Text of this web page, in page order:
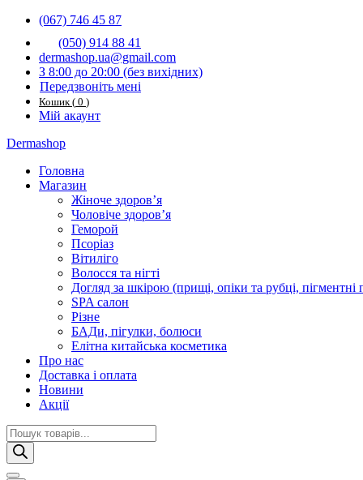
(067) 746 45 87
(050) 914 88 41
dermashop.ua@gmail.com
З 8:00 до 20:00 (без вихідниx)
Передзвоніть мені
Кошик( 0 )
Мій акаунт
Dermashop
Головна
Магазин
Жіноче здоров’я
Чоловіче здоров’я
Геморой
Псоріаз
Вітиліго
Волосся та нігті
Догляд за шкірою (прищі, опіки та рубці, пігментні
SPA салон
Різне
БАДи, пігулки, болюси
Елітна китайська косметика
Про нас
Доставка і оплата
Новини
Акції
Пошук
товарів